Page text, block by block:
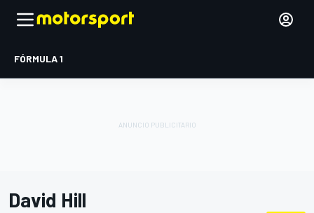
FÓRMULA 1
David Hill